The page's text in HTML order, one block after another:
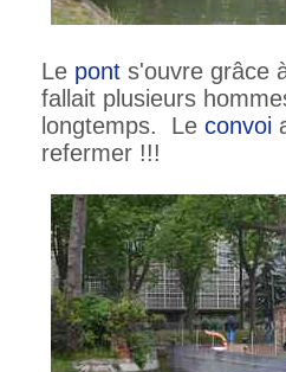
Le pont s'ouvre grâce
fallait plusieurs
longtemps. Le convoi
refermer !!!